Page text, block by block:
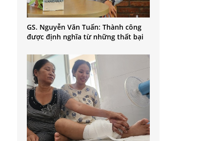
GS. Nguyễn Văn Tuấn: Thành công
được định nghĩa từ những thất bại